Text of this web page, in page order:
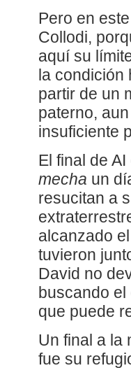
Pero en
Collodi,
aquí su
la
partir de un
paterno,
insuficiente
El final de
mecha un
resucitan a
alcanzado
tuvieron
David no
buscando
que puede
Un final a la
fue su